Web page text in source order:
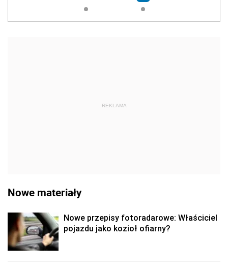
REKLAMA
Nowe materiały
Nowe przepisy fotoradarowe: Właściciel
pojazdu jako kozioł ofiarny?